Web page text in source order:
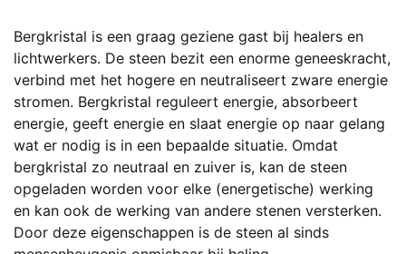
Bergkristal is een graag geziene gast bij healers en
lichtwerkers. De steen bezit een enorme geneeskracht,
verbind met het hogere en neutraliseert zware energie
stromen. Bergkristal reguleert energie, absorbeert
energie, geeft energie en slaat energie op naar gelang
wat er nodig is in een bepaalde situatie. Omdat
bergkristal zo neutraal en zuiver is, kan de steen
opgeladen worden voor elke (energetische) werking
en kan ook de werking van andere stenen versterken.
Door deze eigenschappen is de steen al sinds